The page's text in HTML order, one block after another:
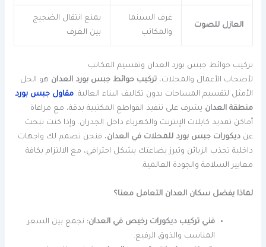
العازل للصوت
غرف السينما
والمكاتب
يمنع انتقال الضجيج
بين الغرف
تركيب حوائط جبس بورد العدان وتقسيم المكاتب
لأصحاب الأعمال والمحلات،تركيب حوائط جبس بورد العدان هو الحل
الأمثل لتقسيم المساحات بدون تكاليف البناء العالية.مقاول جبس بورد
منطقة العدان يشرف على تنفيذ القواطع المكتبية بدقة، مع مراعاة
أماكن تمديد كابلات الإنترنت والكهرباء داخل الجدران. وإذا كنت تبحث
عنديكورات جبس بورد للمحلات في العدان، فنحن نصمم لك واجهات
داخلية تجذب الزبائن وتبرز بضاعتك بشكل احترافي، مع الالتزام بكافة
معايير السلامة والجودة العالمية.
لماذا يفضل سكان العدان التعامل معنا؟
فني تركيب ديكورات رخيص في العدان: نجمع بين السعر
المناسب والذوق الرفيع.